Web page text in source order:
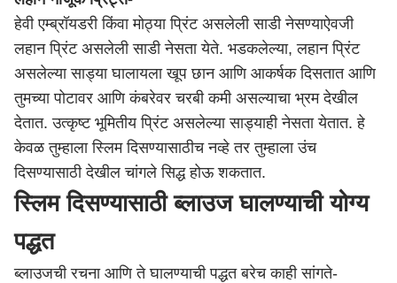
हेवी एम्ब्रॉयडरी किंवा मोठ्या प्रिंट असलेली साडी नेसण्याऐवजी
लहान प्रिंट असलेली साडी नेसता येते. भडकलेल्या, लहान प्रिंट
असलेल्या साड्या घालायला खूप छान आणि आकर्षक दिसतात आणि
तुमच्या पोटावर आणि कंबरेवर चरबी कमी असल्याचा भ्रम देखील
देतात. उत्कृष्ट भूमितीय प्रिंट असलेल्या साड्याही नेसता येतात. हे
केवळ तुम्हाला स्लिम दिसण्यासाठीच नव्हे तर तुम्हाला उंच
दिसण्यासाठी देखील चांगले सिद्ध होऊ शकतात.
स्लिम दिसण्यासाठी ब्लाउज घालण्याची योग्य
पद्धत
ब्लाउजची रचना आणि ते घालण्याची पद्धत बरेच काही सांगते-